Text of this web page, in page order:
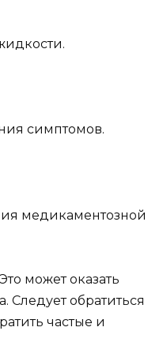
симптомов.
медикаментозной
может оказать
обратиться
частые и